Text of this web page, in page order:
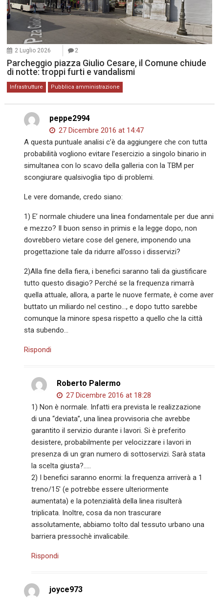
2 Luglio 2026 2
Parcheggio piazza Giulio Cesare, il Comune chiude
di notte: troppi furti e vandalismi
Infrastrutture Pubblica amministrazione
peppe2994
27 Dicembre 2016 at 14:47
A questa puntuale analisi c’è da aggiungere che con tutta
probabilità vogliono evitare l’esercizio a singolo binario in
simultanea con lo scavo della galleria con la TBM per
scongiurare qualsivoglia tipo di problemi.
Le vere domande, credo siano:
1) E’ normale chiudere una linea fondamentale per due anni
e mezzo? Il buon senso in primis e la legge dopo, non
dovrebbero vietare cose del genere, imponendo una
progettazione tale da ridurre all’osso i disservizi?
2)Alla fine della fiera, i benefici saranno tali da giustificare
tutto questo disagio? Perché se la frequenza rimarrà
quella attuale, allora, a parte le nuove fermate, è come aver
buttato un miliardo nel cestino…, e dopo tutto sarebbe
comunque la minore spesa rispetto a quello che la città
sta subendo…
Rispondi
Roberto Palermo
27 Dicembre 2016 at 18:28
1) Non è normale. Infatti era prevista le realizzazione
di una “deviata”, una linea provvisoria che avrebbe
garantito il servizio durante i lavori. Si è preferito
desistere, probabilmente per velocizzare i lavori in
presenza di un gran numero di sottoservizi. Sarà stata
la scelta giusta?…..
2) I benefici saranno enormi: la frequenza arriverà a 1
treno/15′ (e potrebbe essere ulteriormente
aumentata) e la potenzialità della linea risulterà
triplicata. Inoltre, cosa da non trascurare
assolutamente, abbiamo tolto dal tessuto urbano una
barriera pressochè invalicabile.
Rispondi
joyce973